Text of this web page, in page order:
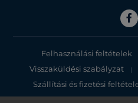
Felhasználási feltételek
Visszaküldési szabályzat |
Szállítási és fizetési
Adatvédelmi